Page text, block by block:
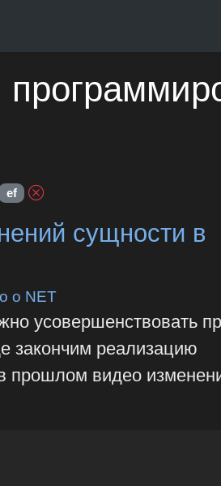
ef
сущности в
о NET
усовершенствовать
закончим реализацию
прошлом видео